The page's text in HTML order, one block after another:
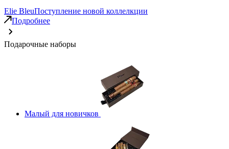
Elie BleuПоступление новой коллелкции
Подробнее
Подарочные наборы
Малый для новичков